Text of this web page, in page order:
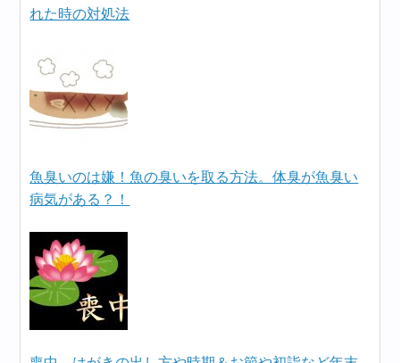
れた時の対処法
魚臭いのは嫌！魚の臭いを取る方法。体臭が魚臭い
病気がある？！